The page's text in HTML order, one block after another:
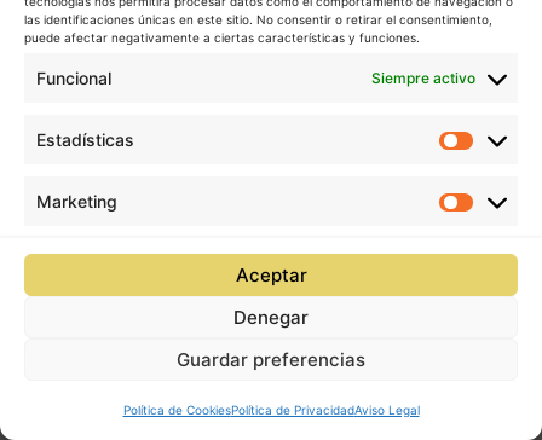
las identificaciones únicas en este sitio. No consentir o retirar el consentimiento,
puede afectar negativamente a ciertas características y funciones.
Funcional Siempre activo
Estadísticas
Marketing
Aceptar
Denegar
Guardar preferencias
Política de CookiesPolítica de PrivacidadAviso Legal